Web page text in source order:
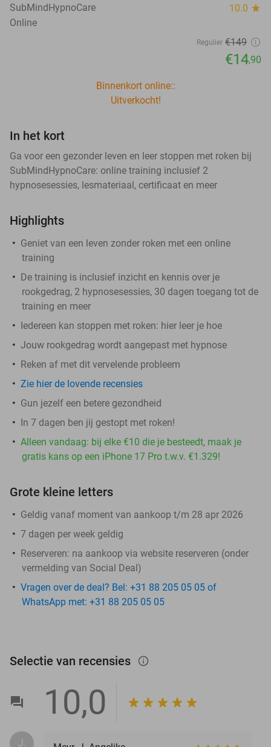
SubMindHypnoCare 10.0 star
Online
Regulier €149
€14,90
Binnenkort online::
Uitverkocht!
In het kort
Ga voor een gezonder leven en leer stoppen met roken bij
SubMindHypnoCare: online training inclusief 2
hypnosesessies, lesmateriaal, certificaat en meer
Highlights
Geniet van een leven zonder roken met een online
training
De training is inclusief inzicht en kennis over je
rookgedrag, 2 hypnosesessies, 30 dagen toegang tot de
training en meer
Iedereen kan stoppen met roken: hier leer je hoe
Jouw rookgedrag wordt aangepast met hypnose
Reken af met dit vervelende probleem
Zie hier de lovende recensies
Gun jezelf een betere gezondheid
In 7 dagen ben jij gestopt met roken!
Alleen vandaag: bij elke €10 die je besteedt, maak je
gratis kans op een iPhone 17 Pro t.w.v. €1.329!
Grote kleine letters
Geldig vanaf moment van aankoop t/m 28 apr 2026
7 dagen per week geldig
Reserveren: na aankoop via website reserveren (onder
vermelding van Social Deal)
Vragen over de deal? Bel: +31 88 205 05 05 of
WhatsApp met: +31 88 205 05 05
Selectie van recensies info_outlined
10,0
J.